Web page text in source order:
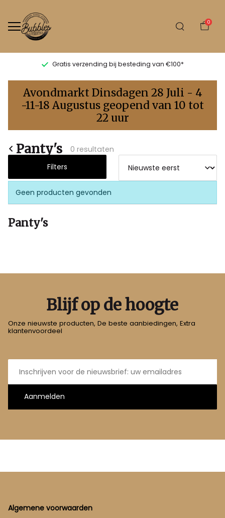
0
Gratis verzending bij besteding van €100*
Panty's
Bubbles
Sluis
Avondmarkt Dinsdagen 28 Juli - 4
-11-18 Augustus geopend van 10 tot
22 uur
Panty's
0 resultaten
Filters
Geen producten gevonden
Panty's
Blijf op de hoogte
Onze nieuwste producten, De beste aanbiedingen, Extra
klantenvoordeel
E-
mailadres
Aanmelden
Footer
Algemene voorwaarden